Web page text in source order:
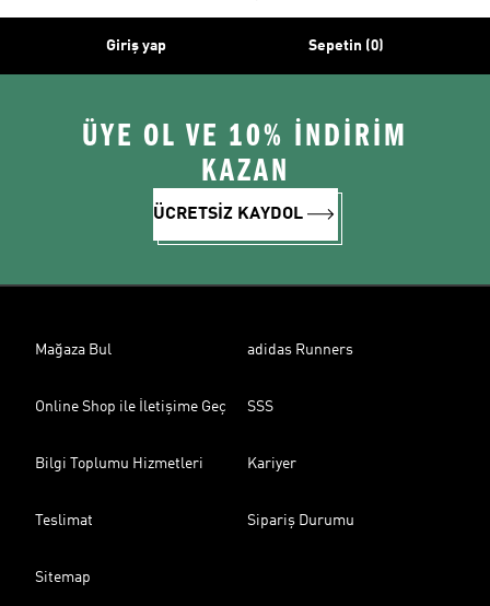
Giriş yap Sepetin (0)
ÜYE OL VE 10% İNDİRİM
KAZAN
ÜCRETSİZ KAYDOL
Mağaza Bul adidas Runners
Online Shop ile İletişime Geç SSS
Bilgi Toplumu Hizmetleri Kariyer
Teslimat Sipariş Durumu
Sitemap